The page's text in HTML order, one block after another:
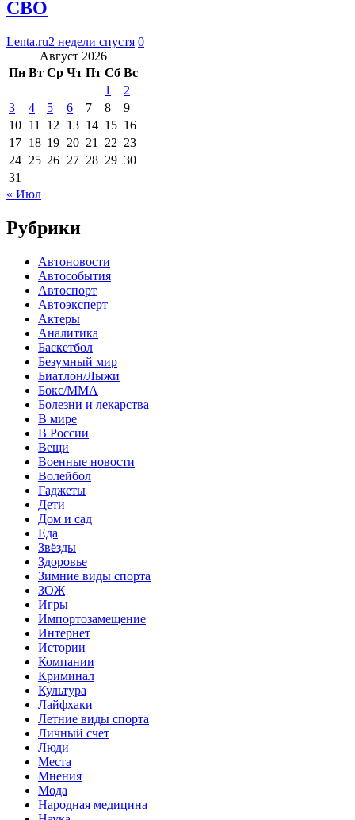
СВО
Lenta.ru2 недели спустя 0
Август 2026
Пн Вт Ср Чт Пт Сб Вс
1
2
3
4 5 6 7 8
9
10 11 12 13 14 15 16
17 18 19 20 21 22 23
24 25 26 27 28 29 30
31
« Июл
Рубрики
Автоновости
Автособытия
Автоспорт
Автоэксперт
Актеры
Аналитика
Баскетбол
Безумный мир
Биатлон/Лыжи
Бокс/MMA
Болезни и лекарства
В мире
В России
Вещи
Военные новости
Волейбол
Гаджеты
Дети
Дом и сад
Еда
Звёзды
Здоровье
Зимние виды спорта
ЗОЖ
Игры
Импортозамещение
Интернет
Истории
Компании
Криминал
Культура
Лайфхаки
Летние виды спорта
Личный счет
Люди
Места
Мнения
Мода
Народная медицина